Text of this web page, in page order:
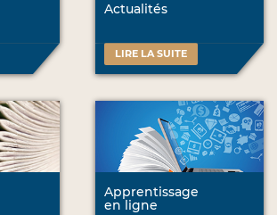
Actualités
LIRE LA SUITE
Apprentissage
en ligne